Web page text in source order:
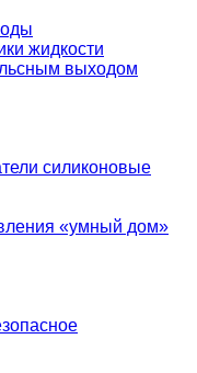
жидкости
выходом
силиконовые
«умный дом»